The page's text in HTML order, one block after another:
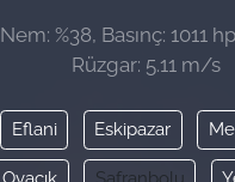
Nem: %38, Basınç: 1011
Rüzgar: 5.11 m/s
Eflani Eskipazar